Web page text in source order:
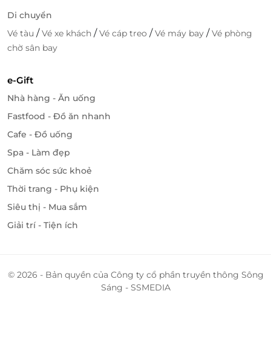
Di chuyển
Vé tàu /Vé xe khách /Vé cáp treo /Vé máy bay /Vé phòng
chờ sân bay
e-Gift
Nhà hàng - Ăn uống
Fastfood - Đồ ăn nhanh
Cafe - Đồ uống
Spa - Làm đẹp
Chăm sóc sức khoẻ
Thời trang - Phụ kiện
Siêu thị - Mua sắm
Giải trí - Tiện ích
© 2026 - Bản quyền của Công ty cổ phần truyền thông Sông
Sáng - SSMEDIA